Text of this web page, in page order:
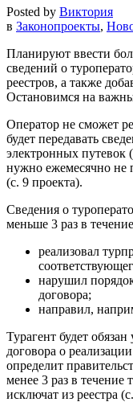
Posted by Виктория
в Законопроекты,
Планируют ввести
сведений о
реестров, а также
Остановимся на
Оператор не сможет
будет передавать
электронных путевок
нужно ежемесячно не
(с. 9 проекта).
Сведения о
меньше 3 раз в
реализовал
нарушил
договора;
направил,
Турагент будет
договора о
определит
менее 3 раз в течение
исключат из реестра